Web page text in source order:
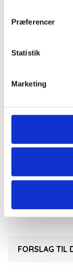
Præferencer
Statistik
Marketing
BESKRIVELSE
Klassisk
halsåbning og
Stoffet er 95%
toppen sidder
God som den
Fås også i grå
95% bomuld
på 30 grader.
FORSLAG TIL